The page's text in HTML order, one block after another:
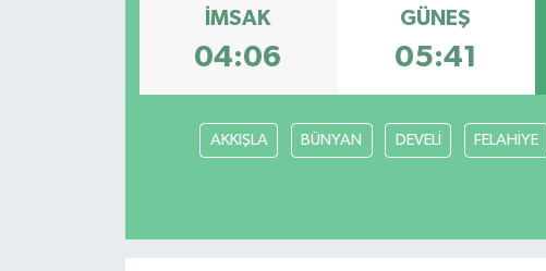
İMSAK
04:06
GÜNEŞ
05:41
AKKIŞLA BÜNYAN DEVELİ FELAHİYE